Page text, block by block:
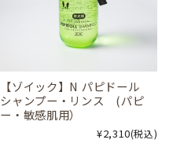
【ゾイック】N パピドール
シャンプー・リンス (パピ
ー・敏感肌用）
¥2,310(税込)